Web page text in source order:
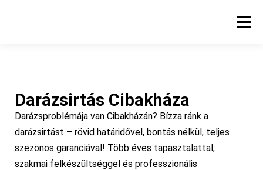
Menü
HŐKAMERÁS VIZSGÁLAT ÁRAK BLOG
KAPCSOLAT
Darázsirtás Cibakháza
Darázsproblémája van Cibakházán? Bízza ránk a
darázsirtást – rövid határidővel, bontás nélkül, teljes
szezonos garanciával! Több éves tapasztalattal,
szakmai felkészültséggel és professzionális